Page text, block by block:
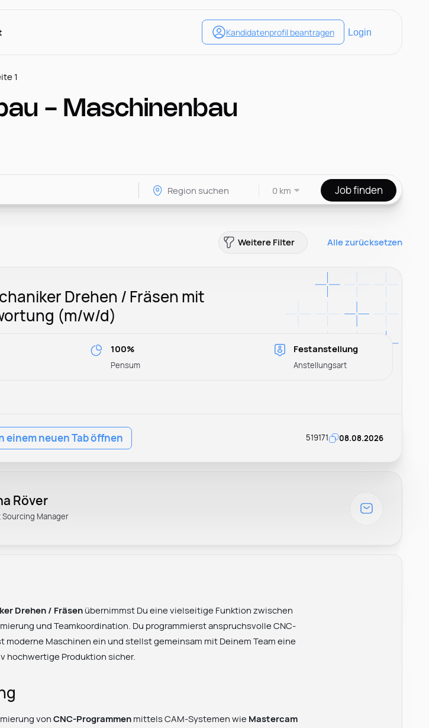
1
- Maschinenbau
0 km Job finden
Weitere Filter Alle zurücksetzen
Drehen / Fräsen mit
(m/w/d)
100%
Pensum
Festanstellung
Anstellungsart
einem neuen Tab öffnen 519171 08.08.2026
Röver
Sourcing Manager
Drehen / Fräsen übernimmst Du eine vielseitige Funktion zwischen
und Teamkoordination. Du programmierst anspruchsvolle CNC-
moderne Maschinen ein und stellst gemeinsam mit Deinem Team eine
hochwertige Produktion sicher.
vonCNC-Programmen mittels CAM-Systemen wie Mastercam